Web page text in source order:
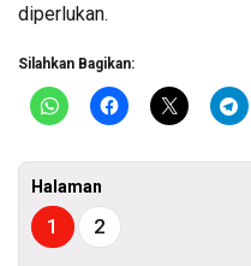
diperlukan.
Silahkan Bagikan:
Halaman
1 2